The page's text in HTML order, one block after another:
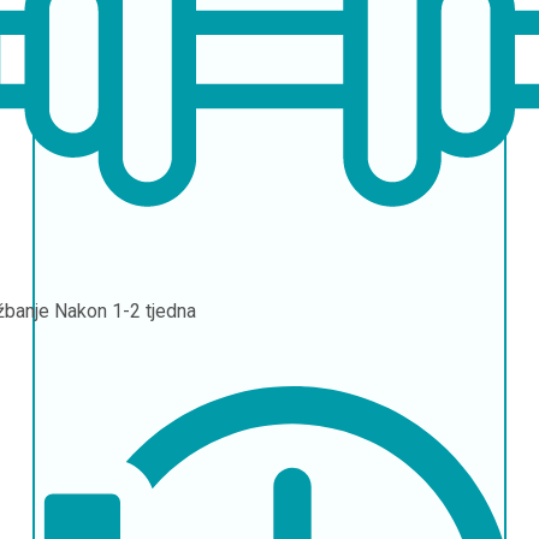
Nakon 1-2 tjedna